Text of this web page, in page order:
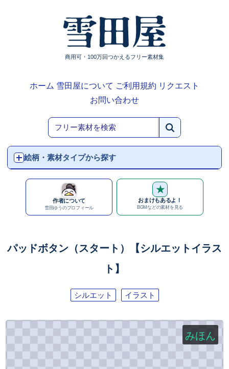
商用可・100万回つかえるフリー素材集
ホーム 雪田屋について ご利用規約 リクエスト
お問い合わせ
絵柄・素材タイプから探す
作者について
雪田ゆうのプロフィール
★
おまけもあるよ！
BGMなどの素材を見る
パッドボタン（スタート）【シルエットイラス
ト】
シルエット イラスト
みほん